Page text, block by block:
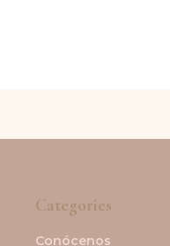
Categories
Conócenos